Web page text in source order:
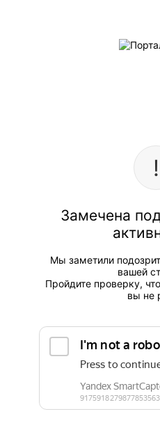
Замечена
Мы заметили
вашей
Пройдите проверку,
вы не